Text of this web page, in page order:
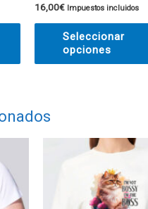
16,00€ Impuestos incluidos
Seleccionar
opciones